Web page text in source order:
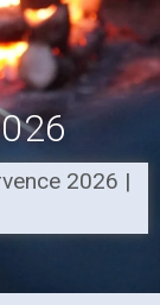
2026 |